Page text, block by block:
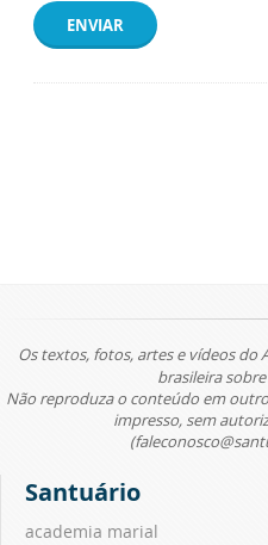
ENVIAR
Os textos, fotos, artes e vídeos do
brasileira
Não reproduza o conteúdo em
impresso, sem
Santuário
academia marial